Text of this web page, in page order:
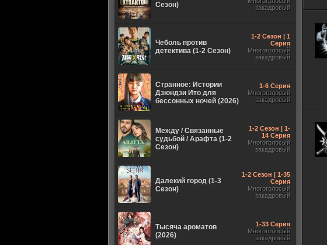
Сезон)
закадровый
Чеболь против
детектива (1-2 Сезон)
1-2 Сезон | 1
Серия
Многоголосый
закадровый
Странное: Истории
Дзюндзи Ито для
бессонных ночей (2026)
1-6 Серия
Многоголосый
закадровый
Между / Связанные
судьбой / Арафта (1-2
Сезон)
1-2 Сезон | 1-
14 Серия
Многоголосый
закадровый
Далекий город (1-3
Сезон)
1-2 Сезон | 1-35
Серия
Многоголосый
закадровый
Тысяча ароматов
(2026)
1-33 Серия
Многоголосый
закадровый